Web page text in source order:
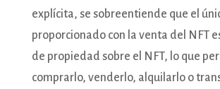
explícita, se sobreentiende que el
proporcionado con la venta del NFT
de propiedad sobre el NFT, lo que
comprarlo, venderlo, alquilarlo o